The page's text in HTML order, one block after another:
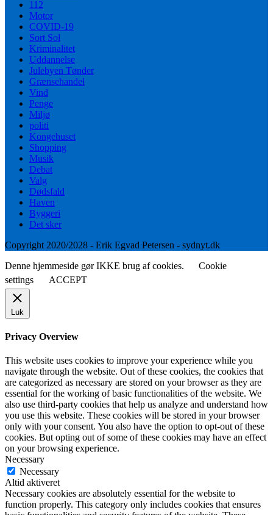
112
Motor
COVID-19
Sort Sol
Kriminalitet
Uddannelse
Julebyen Tønder
Grænsehandel
Vind
Penge
Miljø
politi
Kongehuset
Shopping
Musik
Debat
Valg
Dødsfald
Haven
Byggeri
Det sker
Copyright 2020/2028 - Erik Egvad Petersen - sydnyt.dk
Denne hjemmeside gør IKKE brug af cookies.
Cookie
settings
ACCEPT
Luk
Privacy Overview
This website uses cookies to improve your experience while you
navigate through the website. Out of these cookies, the cookies that
are categorized as necessary are stored on your browser as they are
essential for the working of basic functionalities of the website. We
also use third-party cookies that help us analyze and understand how
you use this website. These cookies will be stored in your browser
only with your consent. You also have the option to opt-out of these
cookies. But opting out of some of these cookies may have an effect
on your browsing experience.
Necessary
Necessary
Altid aktiveret
Necessary cookies are absolutely essential for the website to
function properly. This category only includes cookies that ensures